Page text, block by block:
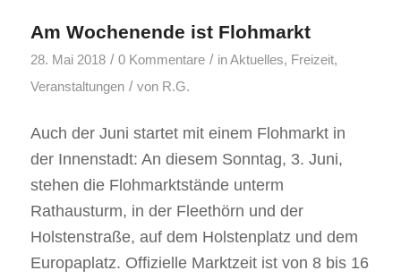
Am Wochenende ist Flohmarkt
28. Mai 2018 / 0 Kommentare / inAktuelles, Freizeit,
Veranstaltungen / von R.G.
Auch der Juni startet mit einem Flohmarkt in
der Innenstadt: An diesem Sonntag, 3. Juni,
stehen die Flohmarktstände unterm
Rathausturm, in der Fleethörn und der
Holstenstraße, auf dem Holstenplatz und dem
Europaplatz. Offizielle Marktzeit ist von 8 bis 16